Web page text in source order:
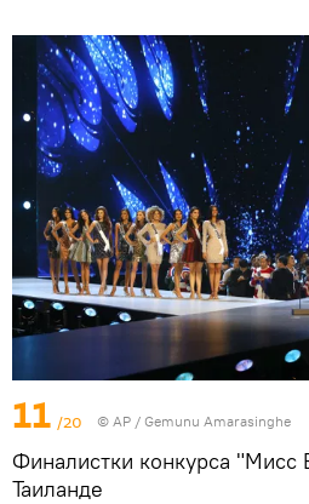
11 /20 © AP / Gemunu Amarasinghe
Финалистки конкурса "Мисс
Таиланде